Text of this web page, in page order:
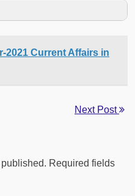
2021 Current Affairs in
Next Post
Required fields